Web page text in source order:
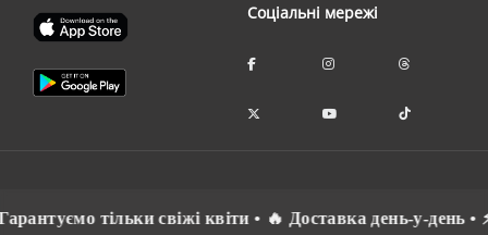
Соціальні мережі
тільки свіжі квіти • 🔥 Доставка день-у-день • ⚡